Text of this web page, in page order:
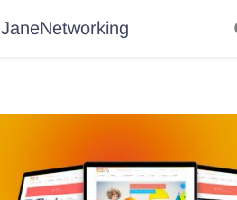
JaneNetworking